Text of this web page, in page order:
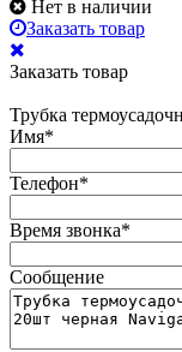
Нет в наличии
Заказать товар
Заказать товар
Трубка
Имя*
Телефон*
Время звонка*
Сообщение